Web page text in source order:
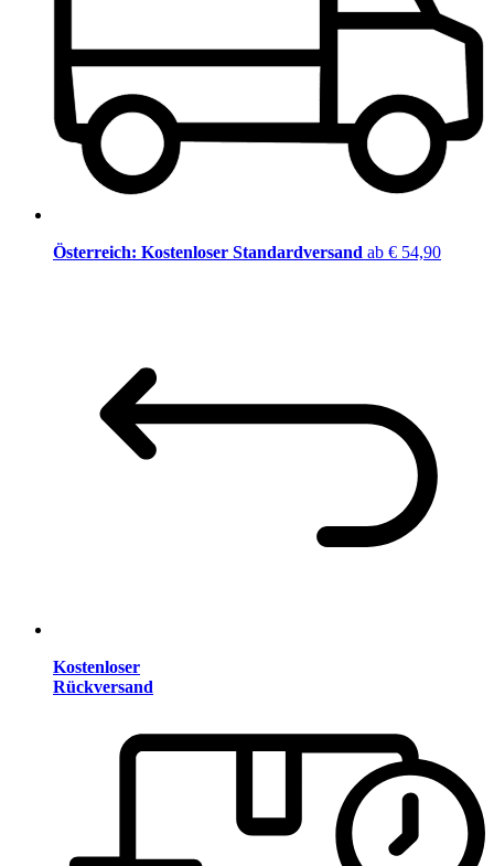
Österreich: Kostenloser Standardversand ab € 54,90
Kostenloser
Rückversand